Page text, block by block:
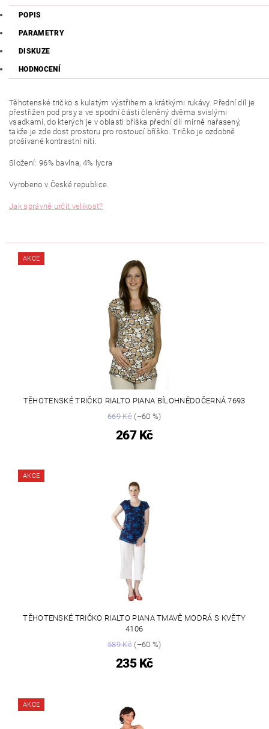
POPIS
PARAMETRY
DISKUZE
HODNOCENÍ
Těhotenské tričko s kulatým výstřihem a krátkými rukávy. Přední díl je
přestřižen pod prsy a ve spodní části členěný dvěma svislými
vsadkami, do kterých je v oblasti bříška přední díl mírně nařasený,
takže je zde dost prostoru pro rostoucí bříško. Tričko je ozdobně
prošívané kontrastní nití.
Složení: 96% bavlna, 4% lycra
Vyrobeno v České republice.
Jak správně určit velikost?
AKCE
TĚHOTENSKÉ TRIČKO RIALTO PIANA BÍLOHNĚDOČERNÁ 7693
669 Kč(–60 %)
267 Kč
AKCE
TĚHOTENSKÉ TRIČKO RIALTO PIANA TMAVĚ MODRÁ S KVĚTY
4106
589 Kč(–60 %)
235 Kč
AKCE